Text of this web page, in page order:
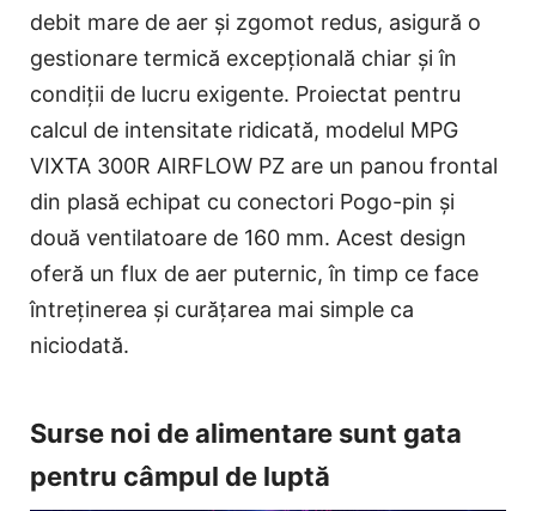
debit mare de aer și zgomot redus, asigură o
gestionare termică excepțională chiar și în
condiții de lucru exigente. Proiectat pentru
calcul de intensitate ridicată, modelul MPG
VIXTA 300R AIRFLOW PZ are un panou frontal
din plasă echipat cu conectori Pogo-pin și
două ventilatoare de 160 mm. Acest design
oferă un flux de aer puternic, în timp ce face
întreținerea și curățarea mai simple ca
niciodată.
Surse noi de alimentare sunt gata
pentru câmpul de luptă